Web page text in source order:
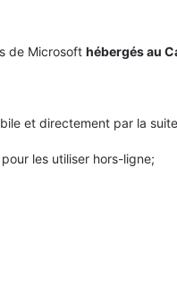
de Microsoft hébergés au
et directement par la
les utiliser hors-ligne;